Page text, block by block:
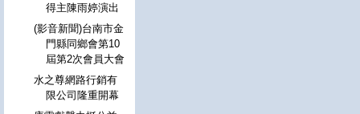
得主陳雨婷演出
(影音新聞)台南市金
門縣同鄉會第10
屆第2次會員大會
水之尊網路行銷有
限公司隆重開幕